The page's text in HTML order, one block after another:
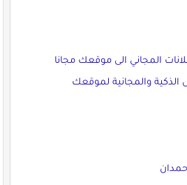
المجاني الى موقعك مجانا
والمجانية لموقعك